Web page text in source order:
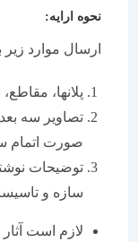
نحوه ارايه:
ارسال موارد زير
پلان‏ها، مقاطع،
تصاوير سه بعدي‏
صورت اتمام ساخت
توضيحات نوشتاری
سازه و تاسيسات و